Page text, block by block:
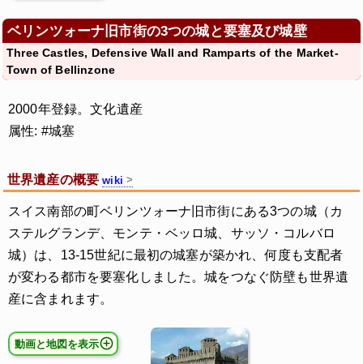
ベリンツォーナ旧市街の3つの城と要塞及び城壁
Three Castles, Defensive Wall and Ramparts of the Market-
Town of Bellinzone
2000年登録。文化遺産
属性: #城塞
世界遺産の概要wiki
スイス南部の町ベリンツォーナ旧市街にある3つの城（カ
ステルグランデ、モンテ・ベッロ城、サッソ・コルバロ
城）は、13-15世紀に最初の城塞が築かれ、何度も支配者
が変わる都市を要塞化しました。城をつなぐ防壁も世界遺
産に含まれます。
動画と地図を表示